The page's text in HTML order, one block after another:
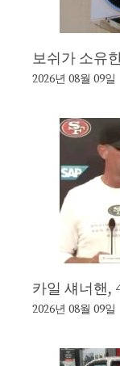
보쉬가 소유
2026년 08월 09일
카일 섀너핸,
2026년 08월 09일